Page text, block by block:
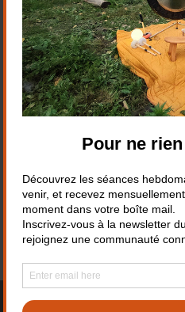
Suivez-nous
© Le chant des Sirènes - Création